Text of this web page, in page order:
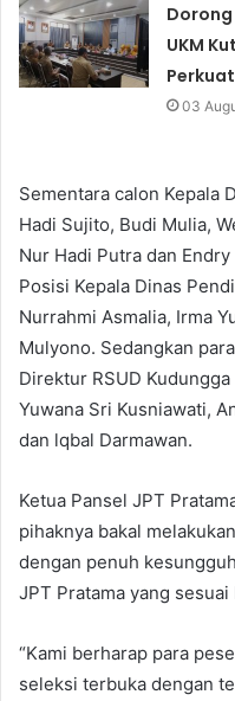
UKM
03
Sementara calon Kepala
Hadi Sujito, Budi Mulia,
Nur Hadi Putra dan
Posisi Kepala Dinas
Nurrahmi Asmalia, Irma
Mulyono. Sedangkan
Direktur RSUD
Yuwana Sri Kusniawati,
dan lqbal Darmawan.
Ketua Pansel JPT
pihaknya bakal
dengan penuh
JPT Pratama yang
“Kami berharap para
seleksi terbuka dengan